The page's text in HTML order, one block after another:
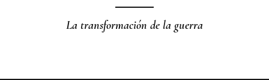
La transformación de la guerra